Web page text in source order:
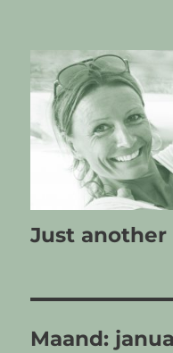
Just another
Maand: